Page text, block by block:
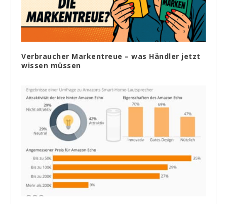
Verbraucher Markentreue – was Händler jetzt
wissen müssen